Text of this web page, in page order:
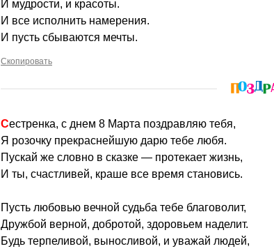
И мудрости, и красоты.
И все исполнить намерения.
И пусть сбываются мечты.
Скопировать
Сестренка, с днем 8 Марта поздравляю тебя,
Я розочку прекраснейшую дарю тебе любя.
Пускай же словно в сказке — протекает жизнь,
И ты, счастливей, краше все время становись.
Пусть любовью вечной судьба тебе благоволит,
Дружбой верной, добротой, здоровьем наделит.
Будь терпеливой, выносливой, и уважай людей,